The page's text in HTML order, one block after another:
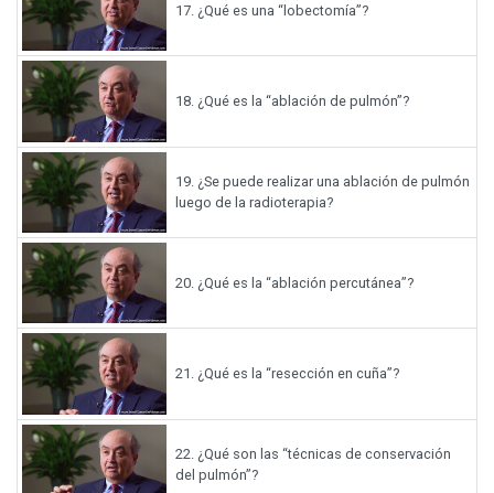
17. ¿Qué es una “lobectomía”?
18.¿Qué es la “ablación de pulmón”?
19.¿Se puede realizar una ablación de pulmón
luego de la radioterapia?
20.¿Qué es la “ablación percutánea”?
21.¿Qué es la “resección en cuña”?
22.¿Qué son las “técnicas de conservación
del pulmón”?